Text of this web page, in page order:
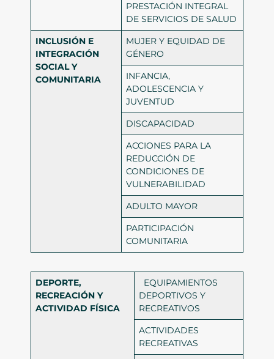
PRESTACIÓN INTEGRAL
DE SERVICIOS DE SALUD
INCLUSIÓN E
INTEGRACIÓN
SOCIAL Y
COMUNITARIA
MUJER Y EQUIDAD DE
GÉNERO
INFANCIA,
ADOLESCENCIA Y
JUVENTUD
DISCAPACIDAD
ACCIONES PARA LA
REDUCCIÓN DE
CONDICIONES DE
VULNERABILIDAD
ADULTO MAYOR
PARTICIPACIÓN
COMUNITARIA
DEPORTE,
RECREACIÓN Y
ACTIVIDAD FÍSICA
EQUIPAMIENTOS
DEPORTIVOS Y
RECREATIVOS
ACTIVIDADES
RECREATIVAS